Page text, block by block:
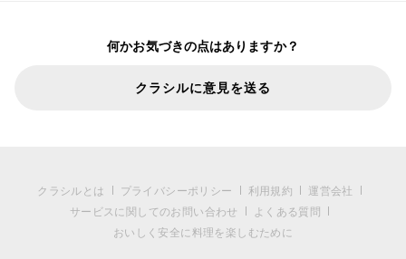
何かお気づきの点はありますか？
クラシルに意見を送る
クラシルとは プライバシーポリシー 利用規約
運営会社
サービスに関してのお問い合わせ
よくある質問
おいしく安全に料理を楽しむために